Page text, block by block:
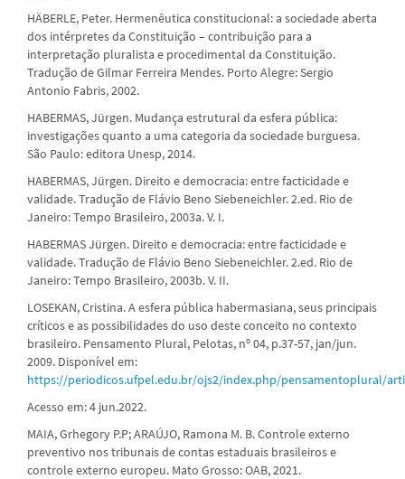
HÄBERLE, Peter. Hermenêutica constitucional: a sociedade aberta
dos intérpretes da Constituição – contribuição para a
interpretação pluralista e procedimental da Constituição.
Tradução de Gilmar Ferreira Mendes. Porto Alegre: Sergio
Antonio Fabris, 2002.
HABERMAS, Jürgen. Mudança estrutural da esfera pública:
investigações quanto a uma categoria da sociedade burguesa.
São Paulo: editora Unesp, 2014.
HABERMAS, Jürgen. Direito e democracia: entre facticidade e
validade. Tradução de Flávio Beno Siebeneichler. 2.ed. Rio de
Janeiro: Tempo Brasileiro, 2003a. V. I.
HABERMAS Jürgen. Direito e democracia: entre facticidade e
validade. Tradução de Flávio Beno Siebeneichler. 2.ed. Rio de
Janeiro: Tempo Brasileiro, 2003b. V. II.
LOSEKAN, Cristina. A esfera pública habermasiana, seus principais
críticos e as possibilidades do uso deste conceito no contexto
brasileiro. Pensamento Plural, Pelotas, nº 04, p.37-57, jan/jun.
2009. Disponível em:
https://periodicos.ufpel.edu.br/ojs2/index.php/pensamentoplural/
Acesso em: 4 jun.2022.
MAIA, Grhegory P.P; ARAÚJO, Ramona M. B. Controle externo
preventivo nos tribunais de contas estaduais brasileiros e
controle externo europeu. Mato Grosso: OAB, 2021.